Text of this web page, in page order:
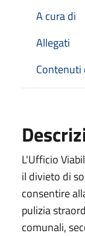
A cura di
Allegati
Contenuti
L'Ufficio
il divieto di
consentire
pulizia
comunali,